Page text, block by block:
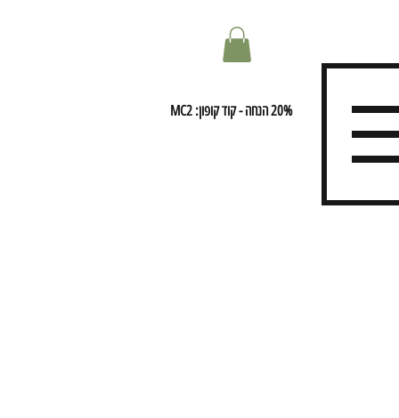
20% הנחה - קוד קופון: MC2